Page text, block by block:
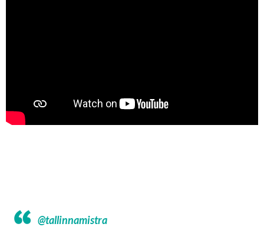
@tallinnamistra